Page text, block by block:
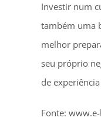
Investir num
também uma
melhor
seu próprio
de
Fonte: